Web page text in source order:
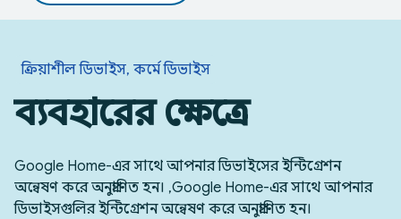
ক্রিয়াশীল ডিভাইস, কর্মে ডিভাইস
ব্যবহারের ক্ষেত্রে
Google Home-এর সাথে আপনার ডিভাইসের ইন্টিগ্রেশন
অন্বেষণ করে অনুপ্রাণিত হন। ,Google Home-এর সাথে আপনার
ডিভাইসগুলির ইন্টিগ্রেশন অন্বেষণ করে অনুপ্রাণিত হন।